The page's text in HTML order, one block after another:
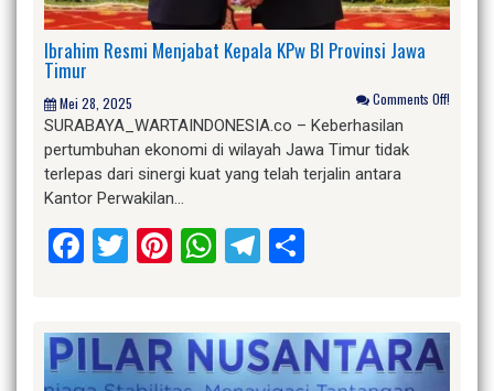
Ibrahim Resmi Menjabat Kepala KPw BI Provinsi Jawa
Timur
Mei 28, 2025 Comments Off!
SURABAYA_WARTAINDONESIA.co – Keberhasilan
pertumbuhan ekonomi di wilayah Jawa Timur tidak
terlepas dari sinergi kuat yang telah terjalin antara
Kantor Perwakilan…
Facebook
Twitter
Pinterest
WhatsApp
Telegram